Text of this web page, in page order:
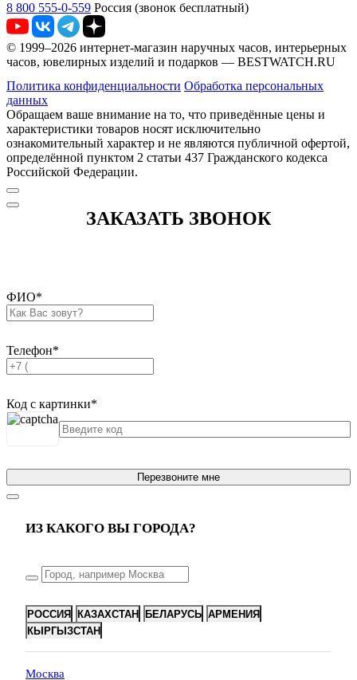
8 800 555-0-559 Россия (звонок бесплатный)
© 1999–2026 интернет-магазин наручных часов, интерьерных
часов, ювелирных изделий и подарков — BESTWATCH.RU
Политика конфиденциальности Обработка персональных
данных
Обращаем ваше внимание на то, что приведённые цены и
характеристики товаров носят исключительно
ознакомительный характер и не являются публичной офертой,
определённой пунктом 2 статьи 437 Гражданского кодекса
Российской Федерации.
ЗАКАЗАТЬ ЗВОНОК
ФИО*
Телефон*
Код с картинки*
Перезвоните мне
ИЗ КАКОГО ВЫ ГОРОДА?
РОССИЯ КАЗАХСТАН БЕЛАРУСЬ АРМЕНИЯ
КЫРГЫЗСТАН
Москва